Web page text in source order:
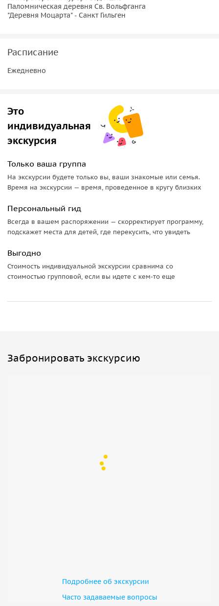
кофе и сладости по императорским рецептам в
знаменитой императорской кондитерской. Во время
единственном в мире уникальном паровозике, едущем на
фантастический вид на окрестности озера.
Паломническая деревня Св. Вольфганга
"Деревня Моцарта" - Санкт Гильген
Расписание
Ежедневно
Это
индивидуальная
экскурсия
Только ваша группа
На экскурсии будете только вы, ваши знакомые или семья.
Время на экскурсии — время, проведенное в кругу близких
Персональный гид
Всегда в вашем распоряжении — скорректирует программу,
подскажет места для детей, где перекусить, что увидеть
Выгодно
Стоимость индивидуальной экскурсии сравнима со
стоимостью групповой, если вы идете с кем-то еще
Забронировать экскурсию
Подробнее об экскурсии
Часто задаваемые вопросы